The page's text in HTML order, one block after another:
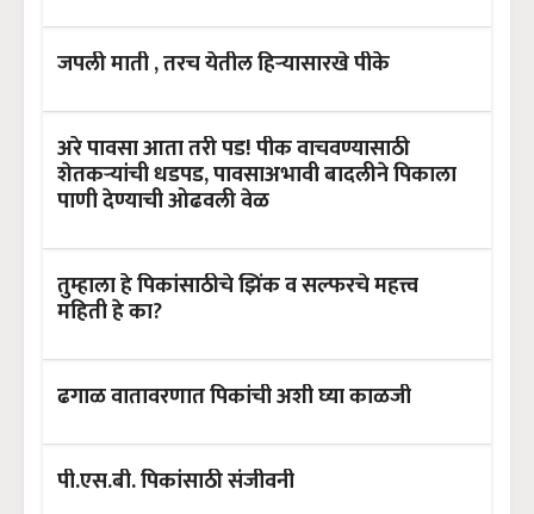
जपली माती , तरच येतील हिऱ्यासारखे पीके
अरे पावसा आता तरी पड! पीक वाचवण्यासाठी
शेतकऱ्यांची धडपड, पावसाअभावी बादलीने पिकाला
पाणी देण्याची ओढवली वेळ
तुम्हाला हे पिकांसाठीचे झिंक व सल्फरचे महत्त्व
महिती हे का?
ढगाळ वातावरणात पिकांची अशी घ्या काळजी
पी.एस.बी. पिकांसाठी संजीवनी